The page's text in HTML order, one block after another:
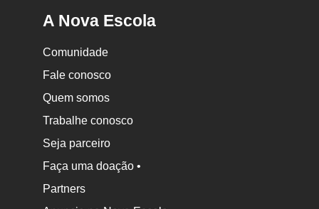
A Nova Escola
Comunidade
Fale conosco
Quem somos
Trabalhe conosco
Seja parceiro
Faça uma doação •
Partners